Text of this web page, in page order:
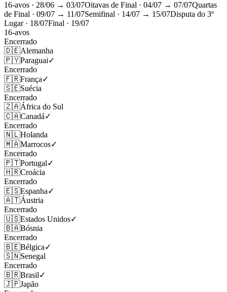
16-avos · 28/06 → 03/07Oitavas de Final · 04/07 → 07/07Quartas
de Final · 09/07 → 11/07Semifinal · 14/07 → 15/07Disputa do 3º
Lugar· 18/07Final · 19/07
16-avos
Encerrado
🇩🇪Alemanha
🇵🇾Paraguai✓
Encerrado
🇫🇷França✓
🇸🇪Suécia
Encerrado
🇿🇦África do Sul
🇨🇦Canadá✓
Encerrado
🇳🇱Holanda
🇲🇦Marrocos✓
Encerrado
🇵🇹Portugal✓
🇭🇷Croácia
Encerrado
🇪🇸Espanha✓
🇦🇹Áustria
Encerrado
🇺🇸Estados Unidos✓
🇧🇦Bósnia
Encerrado
🇧🇪Bélgica✓
🇸🇳Senegal
Encerrado
🇧🇷Brasil✓
🇯🇵Japão